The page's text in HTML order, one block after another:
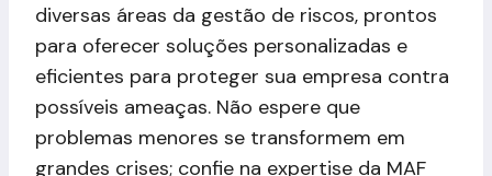
diversas áreas da gestão de riscos, prontos
para oferecer soluções personalizadas e
eficientes para proteger sua empresa contra
possíveis ameaças. Não espere que
problemas menores se transformem em
grandes crises; confie na expertise da MAF